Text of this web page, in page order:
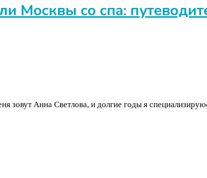
Москвы со спа:
зовут Анна Светлова, и долгие годы я